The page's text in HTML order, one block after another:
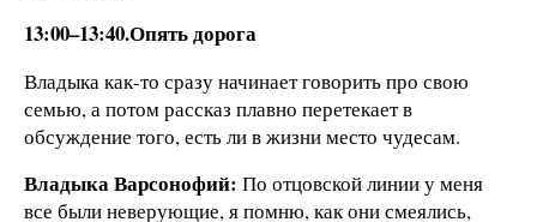
13:00–13:40.Опять дорога
Владыка как-то сразу начинает говорить про свою
семью, а потом рассказ плавно перетекает в
обсуждение того, есть ли в жизни место чудесам.
Владыка Варсонофий: По отцовской линии у меня
все были неверующие, я помню, как они смеялись,